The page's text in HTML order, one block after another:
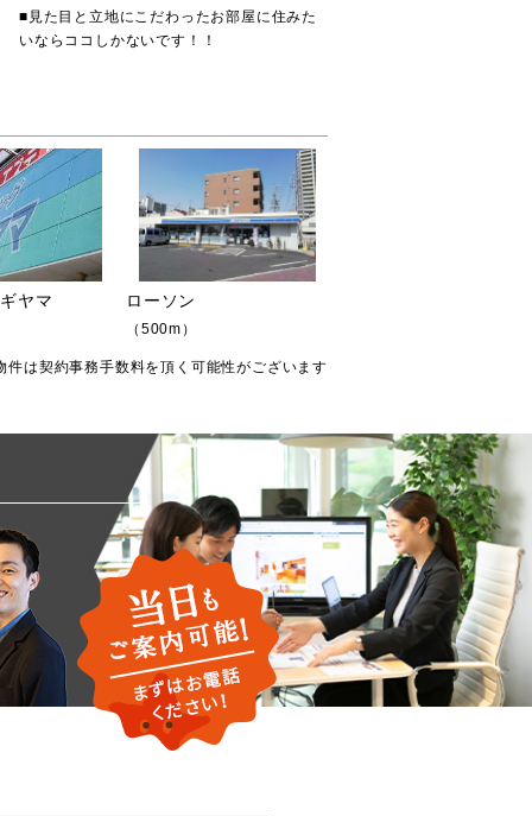
■見た目と立地にこだわったお部屋に住みた
いならココしかないです！！
ヤマ ローソン
（500m）
は契約事務手数料を頂く可能性がございます